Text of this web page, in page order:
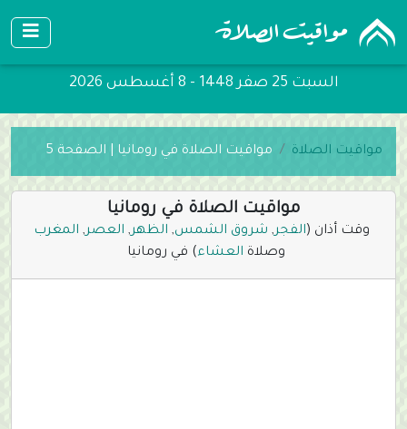
السبت 25 صفر 1448 - 8 أغسطس 2026
مواقيت الصلاة مواقيت الصلاة في رومانيا | الصفحة 5
مواقيت الصلاة في رومانيا
وقت أذان (الفجر, شروق الشمس, الظهر, العصر, المغرب
وصلاة العشاء) في رومانيا